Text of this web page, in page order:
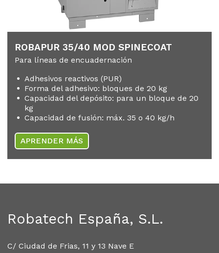
RO­BA­PUR 35/​40 MOD SPINE­COAT
Para líneas de encuadernación
Adhesivos reactivos (PUR)
Forma del adhesivo: bloques de 20 kg
Capacidad del depósito: para un bloque de 20
kg
Capacidad de fusión: máx. 35 o 40 kg/h
APRENDER MÁS
Robatech España, S.L.
C/ Ciudad de Frias, 11 y 13 Nave E